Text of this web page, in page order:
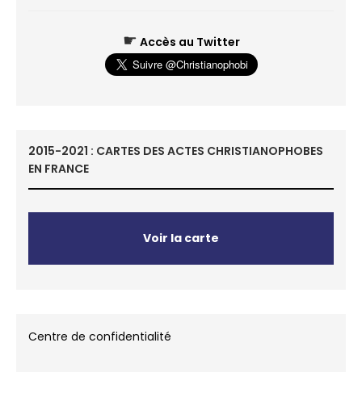
☛ Accès au Twitter
2015-2021 : CARTES DES ACTES CHRISTIANOPHOBES
EN FRANCE
Voir la carte
Centre de confidentialité